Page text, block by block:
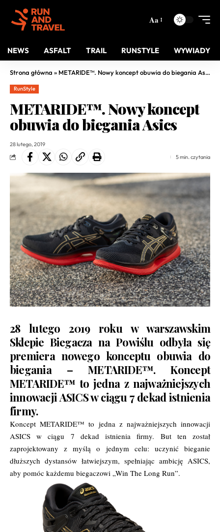
Aa
NEWS ASFALT TRAIL RUNSTYLE WYWIADY
Strona główna » METARIDE™. Nowy koncept obuwia do biegania Asics
RunStyle
METARIDE™. Nowy koncept
obuwia do biegania Asics
28 lutego, 2019
5 min. czytania
28 lutego 2019 roku w warszawskim
Sklepie Biegacza na Powiślu odbyła się
premiera nowego konceptu obuwia do
biegania – METARIDE™. Koncept
METARIDE™ to jedna z najważniejszych
innowacji ASICS w ciągu 7 dekad istnienia
firmy.
Koncept METARIDE™ to jedna z najważniejszych innowacji
ASICS w ciągu 7 dekad istnienia firmy. But ten został
zaprojektowany z myślą o jednym celu: uczynić bieganie
dłuższych dystansów łatwiejszym, spełniając ambicję ASICS,
aby pomóc każdemu biegaczowi „Win The Long Run”.